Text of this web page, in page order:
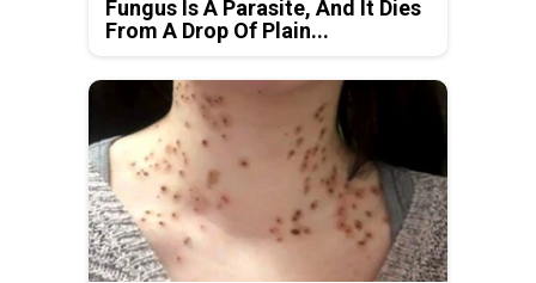
Fungus Is A Parasite, And It Dies
From A Drop Of Plain...